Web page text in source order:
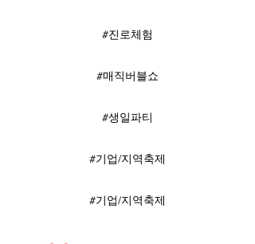
#진로체험
#매직버블쇼
#생일파티
#기업/지역축제
#기업/지역축제